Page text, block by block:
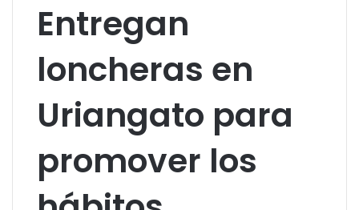
Entregan
loncheras en
Uriangato para
promover los